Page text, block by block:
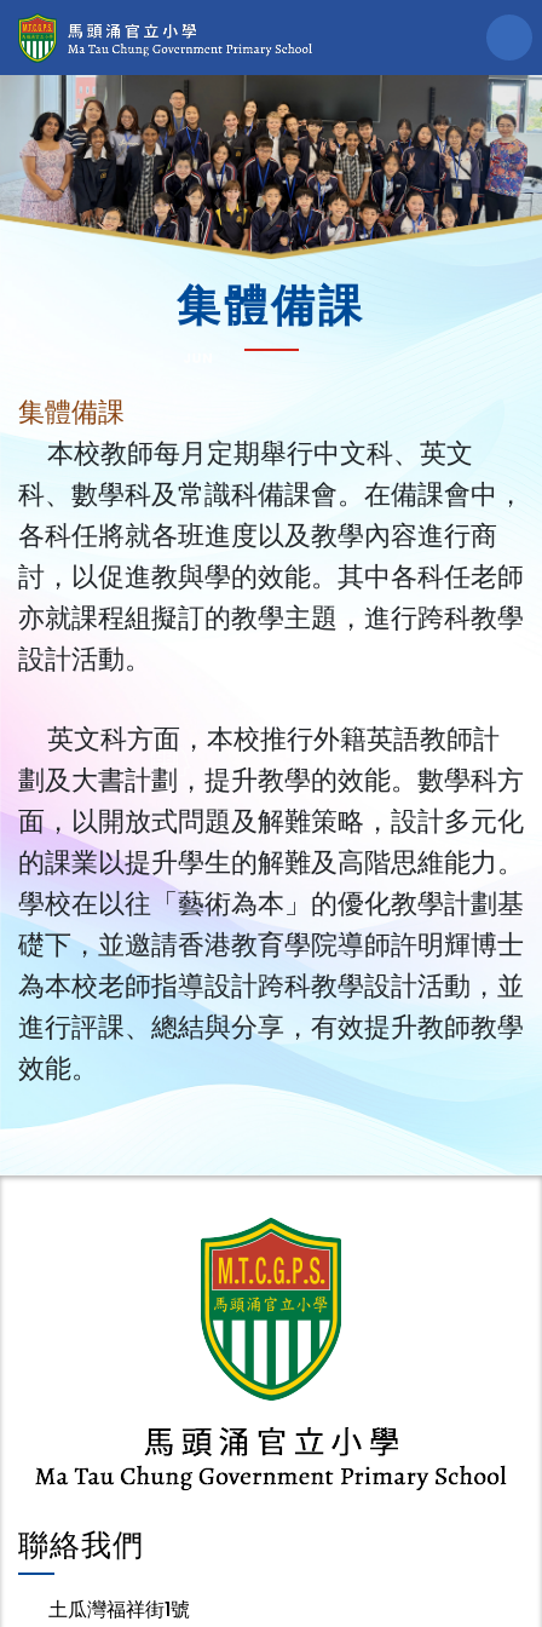
集體備課
集體備課
本校教師每月定期舉行中文科、英文
科、數學科及常識科備課會。在備課會中，
各科任將就各班進度以及教學內容進行商
討，以促進教與學的效能。其中各科任老師
亦就課程組擬訂的教學主題，進行跨科教學
設計活動。
英文科方面，本校推行外籍英語教師計
劃及大書計劃，提升教學的效能。數學科方
面，以開放式問題及解難策略，設計多元化
的課業以提升學生的解難及高階思維能力。
學校在以往「藝術為本」的優化教學計劃基
礎下，並邀請香港教育學院導師許明輝博士
為本校老師指導設計跨科教學設計活動，並
進行評課、總結與分享，有效提升教師教學
效能。
聯絡我們
土瓜灣福祥街1號